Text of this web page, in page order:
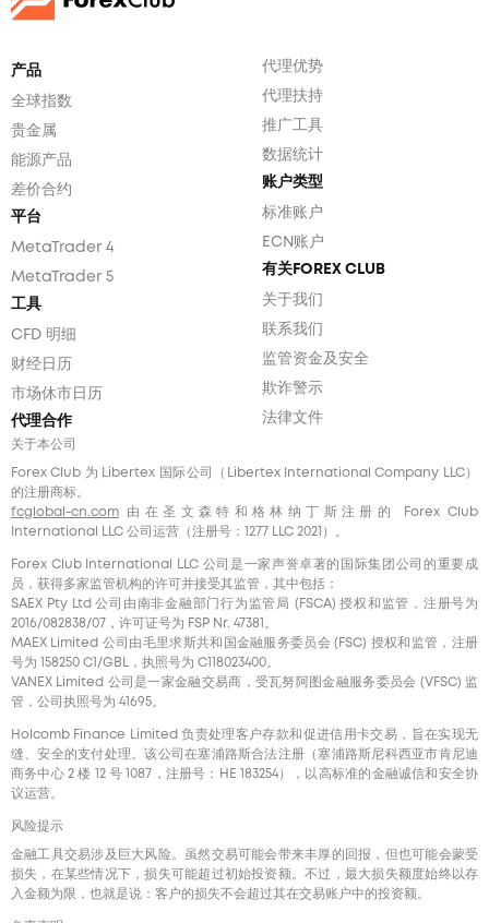
产品
全球指数
贵金属
能源产品
差价合约
平台
MetaTrader 4
MetaTrader 5
工具
CFD 明细
财经日历
市场休市日历
代理合作
代理优势
代理扶持
推广工具
数据统计
账户类型
标准账户
ECN账户
有关FOREX CLUB
关于我们
联系我们
监管资金及安全
欺诈警示
法律文件
关于本公司
Forex Club 为 Libertex 国际公司（Libertex International Company LLC）
的注册商标。
fcglobal-cn.com 由在圣文森特和格林纳丁斯注册的 Forex Club
International LLC 公司运营（注册号：1277 LLC 2021）。
Forex Club International LLC 公司是一家声誉卓著的国际集团公司的重要成
员，获得多家监管机构的许可并接受其监管，其中包括：
SAEX Pty Ltd 公司由南非金融部门行为监管局 (FSCA) 授权和监管，注册号为
2016/082838/07，许可证号为 FSP Nr. 47381。
MAEX Limited 公司由毛里求斯共和国金融服务委员会 (FSC) 授权和监管，注册
号为 158250 C1/GBL，执照号为 С118023400。
VANEX Limited 公司是一家金融交易商，受瓦努阿图金融服务委员会 (VFSC) 监
管，公司执照号为 41695。
Holcomb Finance Limited 负责处理客户存款和促进信用卡交易，旨在实现无
缝、安全的支付处理。该公司在塞浦路斯合法注册（塞浦路斯尼科西亚市肯尼迪
商务中心 2 楼 12 号 1087，注册号：HE 183254），以高标准的金融诚信和安全协
议运营。
风险提示
金融工具交易涉及巨大风险。虽然交易可能会带来丰厚的回报，但也可能会蒙受
损失，在某些情况下，损失可能超过初始投资额。不过，最大损失额度始终以存
入金额为限，也就是说：客户的损失不会超过其在交易账户中的投资额。